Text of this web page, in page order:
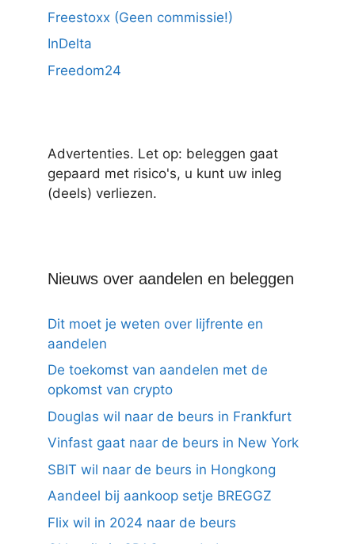
Freestoxx (Geen commissie!)
InDelta
Freedom24
Advertenties. Let op: beleggen gaat
gepaard met risico's, u kunt uw inleg
(deels) verliezen.
Nieuws over aandelen en beleggen
Dit moet je weten over lijfrente en
aandelen
De toekomst van aandelen met de
opkomst van crypto
Douglas wil naar de beurs in Frankfurt
Vinfast gaat naar de beurs in New York
SBIT wil naar de beurs in Hongkong
Aandeel bij aankoop setje BREGGZ
Flix wil in 2024 naar de beurs